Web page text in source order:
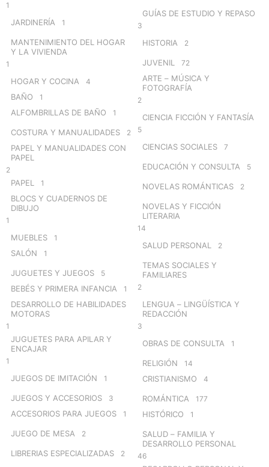
1
JARDINERÍA 1
MANTENIMIENTO DEL HOGAR
Y LA VIVIENDA
1
HOGAR Y COCINA 4
BAÑO 1
ALFOMBRILLAS DE BAÑO 1
COSTURA Y MANUALIDADES 2
PAPEL Y MANUALIDADES CON
PAPEL
2
PAPEL 1
BLOCS Y CUADERNOS DE
DIBUJO
1
MUEBLES 1
SALÓN 1
JUGUETES Y JUEGOS 5
BEBÉS Y PRIMERA INFANCIA 1
DESARROLLO DE HABILIDADES
MOTORAS
1
JUGUETES PARA APILAR Y
ENCAJAR
1
JUEGOS DE IMITACIÓN 1
JUEGOS Y ACCESORIOS 3
ACCESORIOS PARA JUEGOS 1
JUEGO DE MESA 2
LIBRERIAS ESPECIALIZADAS 2
GUÍAS DE ESTUDIO Y REPASO
3
HISTORIA 2
JUVENIL 72
ARTE – MÚSICA Y
FOTOGRAFÍA
2
CIENCIA FICCIÓN Y FANTASÍA
5
CIENCIAS SOCIALES 7
EDUCACIÓN Y CONSULTA 5
NOVELAS ROMÁNTICAS 2
NOVELAS Y FICCIÓN
LITERARIA
14
SALUD PERSONAL 2
TEMAS SOCIALES Y
FAMILIARES
2
LENGUA – LINGÜÍSTICA Y
REDACCIÓN
3
OBRAS DE CONSULTA 1
RELIGIÓN 14
CRISTIANISMO 4
ROMÁNTICA 177
HISTÓRICO 1
SALUD – FAMILIA Y
DESARROLLO PERSONAL
46